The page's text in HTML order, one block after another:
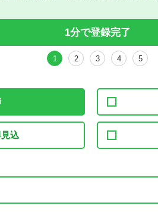
1分で登録完了
1 2 3 4 5
込